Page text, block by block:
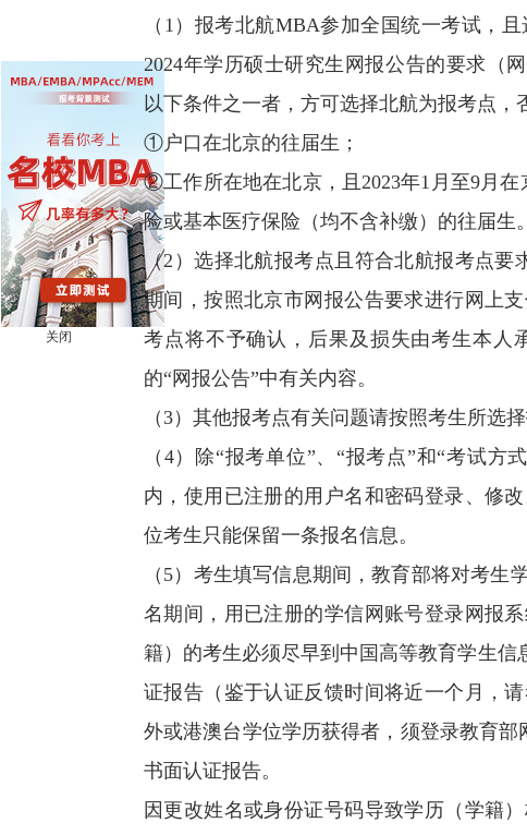
关闭
（1）报考北航MBA参加全国统一考试，
2024年学历硕士研究生网报公告的要求（网
以下条件之一者，方可选择北航为报考点，
①户口在北京的往届生；
②工作所在地在北京，且2023年1月至9月
险或基本医疗保险（均不含补缴）的往届生。
（2）选择北航报考点且符合北航报考点要
期间，按照北京市网报公告要求进行网上
考点将不予确认，后果及损失由考生本人
的“网报公告”中有关内容。
（3）其他报考点有关问题请按照考生所选
（4）除“报考单位”、“报考点”和“考试
内，使用已注册的用户名和密码登录、修
位考生只能保留一条报名信息。
（5）考生填写信息期间，教育部将对考
名期间，用已注册的学信网账号登录网报
籍）的考生必须尽早到中国高等教育学生信
证报告（鉴于认证反馈时间将近一个月，
外或港澳台学位学历获得者，须登录教育部
书面认证报告。
因更改姓名或身份证号码导致学历（学籍